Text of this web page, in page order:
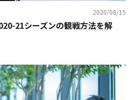
2020/08/15
21シーズンの観戦方法を解